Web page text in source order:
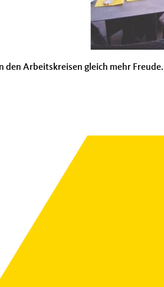
den Arbeitskreisen gleich mehr Freude.